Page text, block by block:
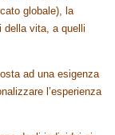
globale), la
della vita, a quelli
ad una esigenza
l’esperienza